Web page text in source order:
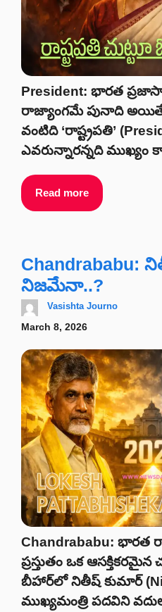
President: భారత
రాజ్యాంగమే పునాది
వంటిది ‘రాష్ట్రపతి’
ఎవరున్నారన్నది ముఖ్యం
Read more
నిజమేనా..?
Vasishta Journo
March 8, 2026
Chandrababu:
ప్రస్తుతం ఒక ఆసక్తికరమైన
బీహార్‌లో నితీష్ కుమార్
ముఖ్యమంత్రి పదవిని